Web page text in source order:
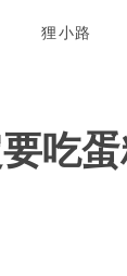
狸小路
吃